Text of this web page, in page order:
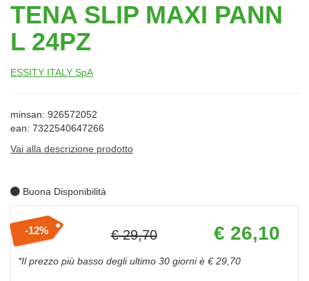
TENA SLIP MAXI PANN
L 24PZ
ESSITY ITALY SpA
minsan: 926572052
ean: 7322540647266
Vai alla descrizione prodotto
Buona Disponibilità
Sconto
del
12% € 29,70
Prezzo
scontato
€ 26,10
*Il prezzo più basso degli ultimo 30 giorni è € 29,70